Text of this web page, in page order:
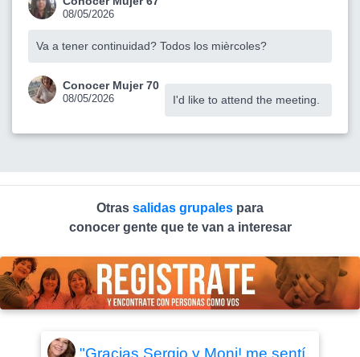
08/05/2026
Va a tener continuidad? Todos los mièrcoles?
Conocer Mujer 70
08/05/2026 I'd like to attend the meeting.
Otras salidas grupales para
conocer gente que te van a interesar
"Gracias Sergio y Moni! me sentí